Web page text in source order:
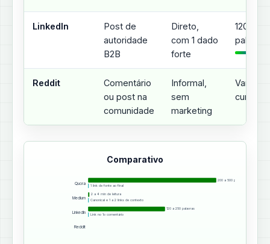
LinkedIn
Post de
autoridade
B2B
Direto,
com 1 dado
forte
120 a
palavras
Reddit
Comentário
ou post na
comunidade
Informal,
sem
marketing
Variável,
curto
Comparativo
Quora
200 a 500 palavras
1 link de fonte ao final
Medium
2 a 4 min de leitura
Canonical e 1 a 2 links de contexto
LinkedIn
120 a 250 palavras
Link no 1o comentário
Reddit